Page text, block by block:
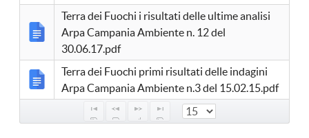
Terra dei Fuochi i risultati delle ultime analisi
Arpa Campania Ambiente n. 12 del
30.06.17.pdf
Terra dei Fuochi primi risultati delle indagini
Arpa Campania Ambiente n.3 del 15.02.15.pdf